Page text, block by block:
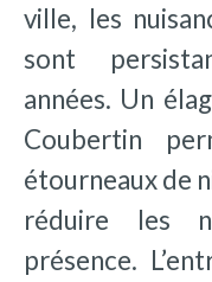
ville, les
sont
années. Un
Coubertin
étourneaux de
réduire les
présence.